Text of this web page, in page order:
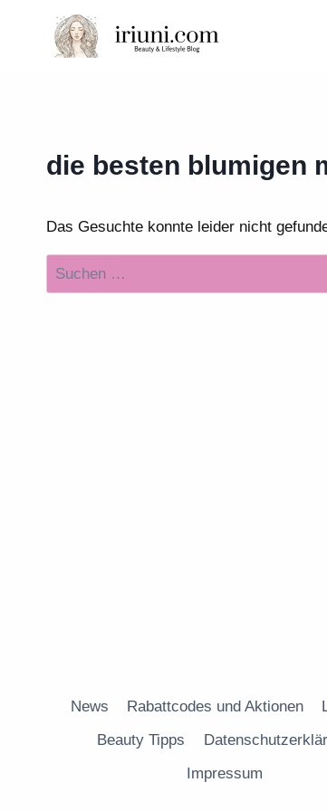
springen
die besten blumigen
Das Gesuchte konnte leider nicht
Suchen
nach:
News Rabattcodes und Aktionen
Beauty Tipps
Impressum